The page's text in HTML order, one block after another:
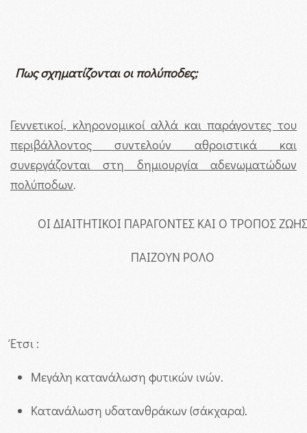
Πως σχηματίζονται οι πολύποδες;
Γεννετικοί, κληρονομικοί αλλά και παράγοντες του
περιβάλλοντος συντελούν αθροιστικά και
συνεργάζονται στη δημιουργία αδενωματώδων
πολύποδων.
ΟΙ ΔΙΑΙΤΗΤΙΚΟΙ ΠΑΡΑΓΟΝΤΕΣ ΚΑΙ Ο ΤΡΟΠΟΣ ΖΩΗΣ
ΠΑΙΖΟΥΝ ΡΟΛΟ
Έτσι :
Μεγάλη κατανάλωση φυτικών ινών.
Κατανάλωση υδατανθράκων (σάκχαρα).